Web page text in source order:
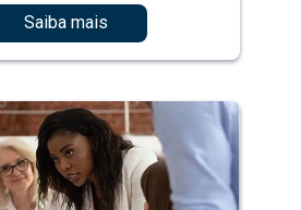
Saiba mais